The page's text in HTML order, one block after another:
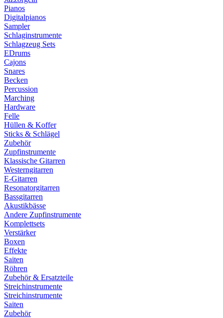
Pianos
Digitalpianos
Sampler
Schlaginstrumente
Schlagzeug Sets
EDrums
Cajons
Snares
Becken
Percussion
Marching
Hardware
Felle
Hüllen & Koffer
Sticks & Schlägel
Zubehör
Zupfinstrumente
Klassische Gitarren
Westerngitarren
E-Gitarren
Resonatorgitarren
Bassgitarren
Akustikbässe
Andere Zupfinstrumente
Komplettsets
Verstärker
Boxen
Effekte
Saiten
Röhren
Zubehör & Ersatzteile
Streichinstrumente
Streichinstrumente
Saiten
Zubehör